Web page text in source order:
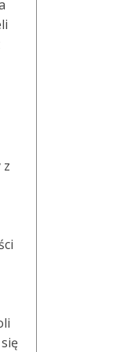
z